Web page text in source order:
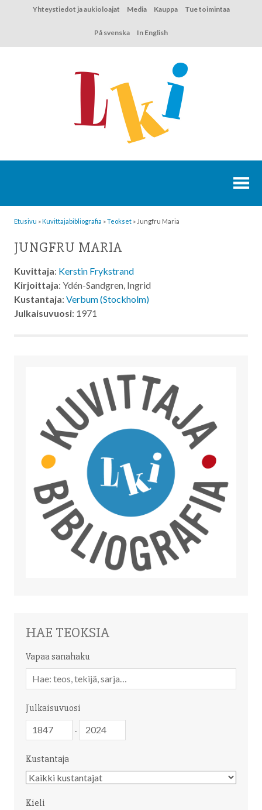
Yhteystiedot ja aukioloajat Media Kauppa Tue toimintaa
På svenska In English
Etusivu »Kuvittaja­bibliografia »Teokset » Jungfru Maria
JUNGFRU MARIA
Kuvittaja: Kerstin Frykstrand
Kirjoittaja: Ydén-Sandgren, Ingrid
Kustantaja: Verbum (Stockholm)
Julkaisuvuosi: 1971
HAE TEOKSIA
Vapaa sanahaku
sanahaku
Julkaisuvuosi
-
Kustantaja
Kustantaja
Kieli